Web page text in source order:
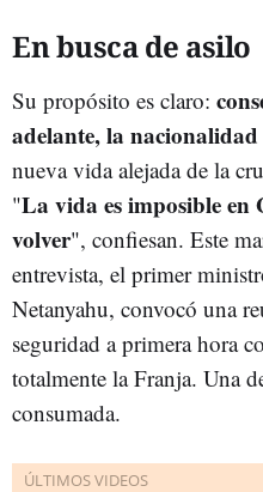
En busca de asilo
Su propósito es claro:
adelante, la nacionalidad
nueva vida alejada de la
"La vida es imposible
volver", confiesan. Este
entrevista, el primer
Netanyahu, convocó una
seguridad a primera hora
totalmente la Franja. Una
consumada.